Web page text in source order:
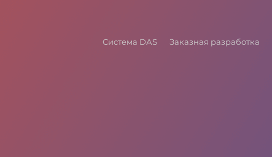
Система DАS Заказная разработка